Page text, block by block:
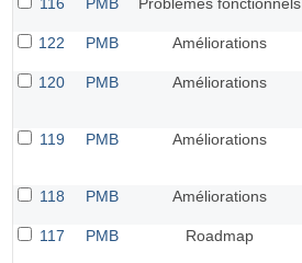
122 PMB Améliorations
120 PMB Améliorations
119 PMB Améliorations
118 PMB Améliorations
117 PMB Roadmap